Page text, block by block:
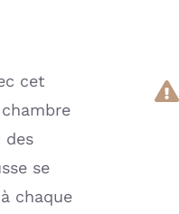
cet
des
se
chaque